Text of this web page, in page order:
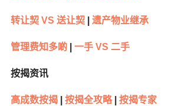
转让契 VS 送让契| 遗产物业继承
管理费知多啲| 一手 VS 二手
按揭资讯
高成数按揭| 按揭全攻略| 按揭专家